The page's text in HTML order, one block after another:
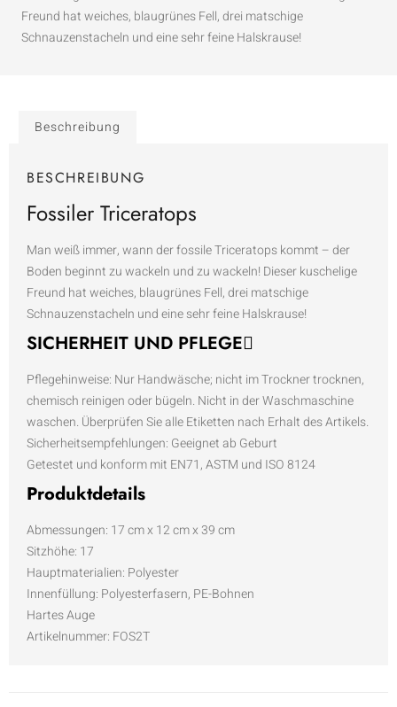
Freund hat weiches, blaugrünes Fell, drei matschige
Schnauzenstacheln und eine sehr feine Halskrause!
Beschreibung
BESCHREIBUNG
Fossiler Triceratops
Man weiß immer, wann der fossile Triceratops kommt – der
Boden beginnt zu wackeln und zu wackeln! Dieser kuschelige
Freund hat weiches, blaugrünes Fell, drei matschige
Schnauzenstacheln und eine sehr feine Halskrause!
SICHERHEIT UND PFLEGE
Pflegehinweise: Nur Handwäsche; nicht im Trockner trocknen,
chemisch reinigen oder bügeln. Nicht in der Waschmaschine
waschen. Überprüfen Sie alle Etiketten nach Erhalt des Artikels.
Sicherheitsempfehlungen: Geeignet ab Geburt
Getestet und konform mit EN71, ASTM und ISO 8124
Produktdetails
Abmessungen: 17 cm x 12 cm x 39 cm
Sitzhöhe: 17
Hauptmaterialien: Polyester
Innenfüllung: Polyesterfasern, PE-Bohnen
Hartes Auge
Artikelnummer: FOS2T